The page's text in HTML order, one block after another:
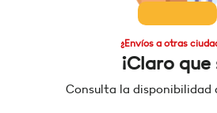
¿Envíos a otras
¡Claro que
Consulta la disponibilidad